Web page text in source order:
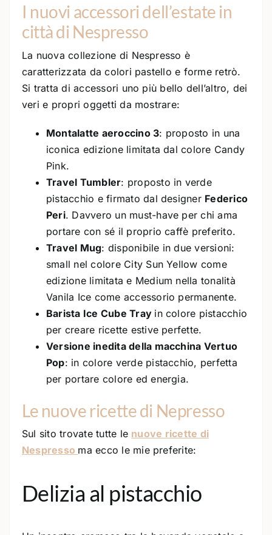
I nuovi accessori dell’estate in
città di Nespresso
La nuova collezione di Nespresso è
caratterizzata da colori pastello e forme retrò.
Si tratta di accessori uno più bello dell’altro, dei
veri e propri oggetti da mostrare:
Montalatte aeroccino 3: proposto in una
iconica edizione limitata dal colore Candy
Pink.
Travel Tumbler: proposto in verde
pistacchio e firmato dal designer Federico
Peri. Davvero un must-have per chi ama
portare con sé il proprio caffè preferito.
Travel Mug: disponibile in due versioni:
small nel colore City Sun Yellow come
edizione limitata e Medium nella tonalità
Vanila Ice come accessorio permanente.
Barista Ice Cube Tray in colore pistacchio
per creare ricette estive perfette.
Versione inedita della macchina Vertuo
Pop: in colore verde pistacchio, perfetta
per portare colore ed energia.
Le nuove ricette di Nepresso
Sul sito trovate tutte le nuove ricette di
Nespresso ma ecco le mie preferite:
Delizia al pistacchio